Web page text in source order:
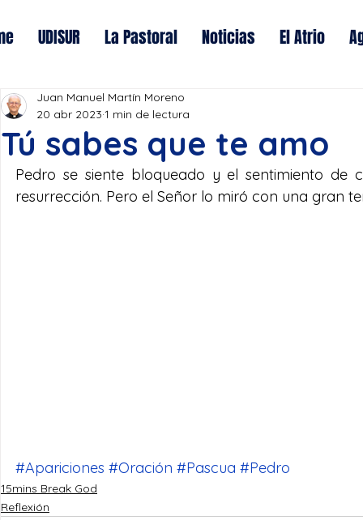
UDISUR La Pastoral Noticias El Atrio
Tú sabes que te amo
Juan Manuel Martín Moreno
20 abr 2023 1 min de lectura
Pedro se siente bloqueado y el sentimiento
resurrección. Pero el Señor lo miró con una gran
#Apariciones #Oración #Pascua #Pedro
15mins Break God
Reflexión